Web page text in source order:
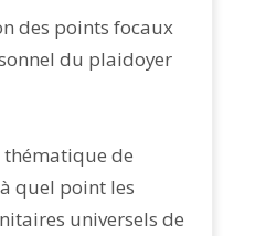
des points focaux
du plaidoyer
thématique de
quel point les
universels de